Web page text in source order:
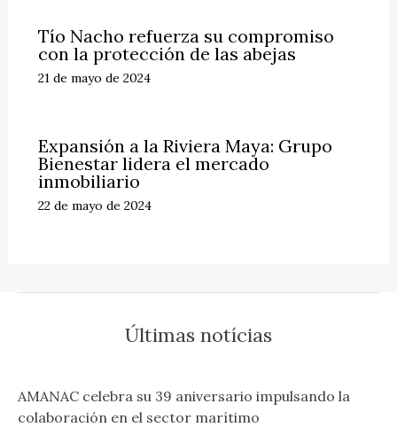
Tío Nacho refuerza su compromiso
con la protección de las abejas
21 de mayo de 2024
Expansión a la Riviera Maya: Grupo
Bienestar lidera el mercado
inmobiliario
22 de mayo de 2024
Últimas notícias
AMANAC celebra su 39 aniversario impulsando la
colaboración en el sector marítimo